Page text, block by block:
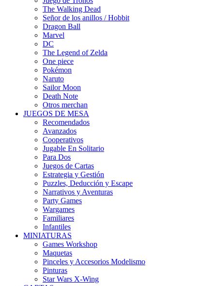
The Walking Dead
Señor de los anillos / Hobbit
Dragon Ball
Marvel
DC
The Legend of Zelda
One piece
Pokémon
Naruto
Sailor Moon
Death Note
Otros merchan
JUEGOS DE MESA
Recomendados
Avanzados
Cooperativos
Jugable En Solitario
Para Dos
Juegos de Cartas
Estrategia y Gestión
Puzzles, Deducción y Escape
Narrativos y Aventuras
Party Games
Wargames
Familiares
Infantiles
MINIATURAS
Games Workshop
Maquetas
Pinceles y Accesorios Modelismo
Pinturas
Star Wars X-Wing